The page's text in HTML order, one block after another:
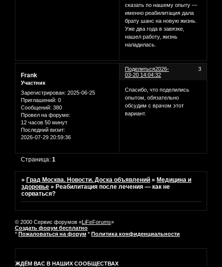
сказать по нашему опыту —
именно реабилитация дала
брату шанс на новую жизнь.
Уже два года в завязке,
нашел работу, жизнь
наладилась.
Поделиться 3
2026-
03-20 14:04:32
Frank
Участник
Зарегистрирован: 2025-06-25
Приглашений: 0
Сообщений: 380
Провел на форуме:
12 часов 50 минут
Последний визит:
2026-07-29 20:59:36
Спасибо, что поделились
опытом, обязательно
обсудим с врачом этот
вариант.
Страница:1
» Град Москва. Новости. Доска объявлений » Медицина и
здоровье » Реабилитация после лечения — как не
сорваться?
© 2000 Сервис форумов «LiFeForums»
Создать форум бесплатно
* Пожаловаться на форум * Политика конфиденциальности
ЖДЁМ ВАС В НАШИХ СООБЩЕСТВАХ